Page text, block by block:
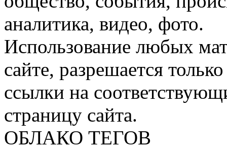
аналитика, видео, фото.
Использование любых
сайте, разрешается
ссылки на
страницу сайта.
ОБЛАКО ТЕГОВ